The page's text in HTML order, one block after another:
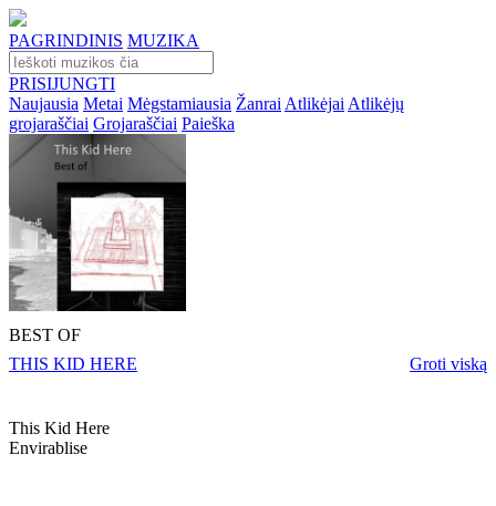
PAGRINDINIS MUZIKA
PRISIJUNGTI
Naujausia Metai Mėgstamiausia Žanrai Atlikėjai Atlikėjų
grojaraščiai Grojaraščiai Paieška
BEST OF
THIS KID HERE
Groti viską
This Kid Here
Envirablise